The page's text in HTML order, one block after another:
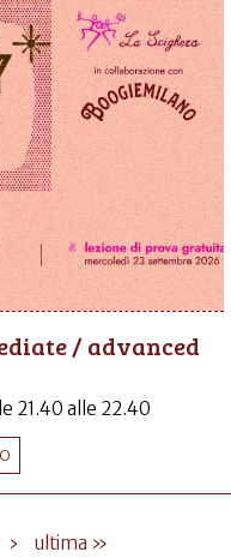
/ advanced
21.40 alle 22.40
› ultima »